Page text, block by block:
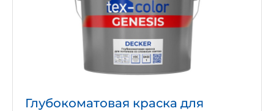
Глубокоматовая краска для